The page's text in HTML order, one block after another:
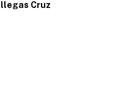
Cruz